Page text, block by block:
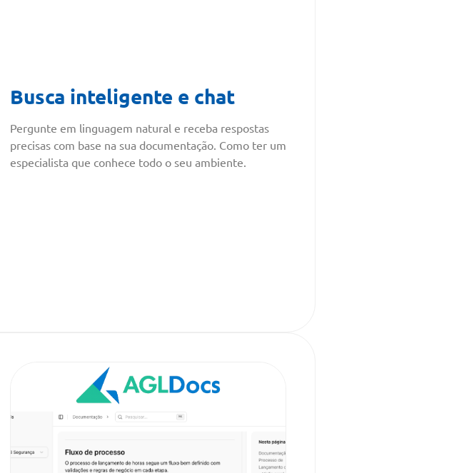
Busca inteligente e chat
Pergunte em linguagem natural e receba respostas
precisas com base na sua documentação. Como ter um
especialista que conhece todo o seu ambiente.